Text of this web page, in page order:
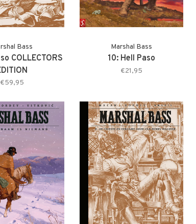
Bass
COLLECTORS
€59,95
Marshal Bass
10: Hell Paso
€21,95